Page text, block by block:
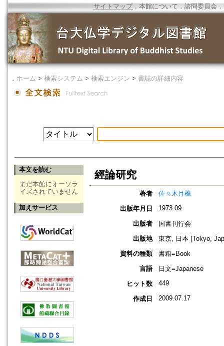
サイトマップ．本館について ． 諮問委員会 ．
． ホーム > 検索システム > 検索エンジン > 書誌の詳細内容
本文を読む
まだ本館にオーソラ
イズされていません
加えサービス
經論研究
著者
佐々木月樵
出版年月日
1973.09
出版者
国書刊行会
出版地
東京, 日本 [Tokyo,
資料の種類
書籍=Book
言語
日文=Japanese
ヒット数
449
作成日 2009.07.17